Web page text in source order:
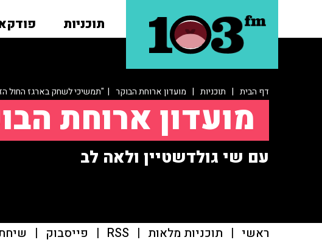
תוכניות
דף הבית | תוכניות | מועדון ארוחת הבוקר | "תמשיכי לשחק בארגז החול
מועדון ארוחת
עם שי גולדשטיין ולאה לב
ראשי | תוכניות מלאות |
RSS
| פייסבוק |